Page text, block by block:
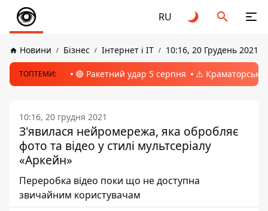
RU
Новини Бізнес Інтернет і ІТ 10:16, 20 Грудень 2021
ТОПТЕМИ: 🔴 Ракетний удар 5 серпня ⚠️ Краматорськ,
10:16, 20 грудня 2021
З'явилася нейромережа, яка обробляє
фото та відео у стилі мультсеріалу
«Аркейн»
Переробка відео поки що не доступна
звичайним користувачам